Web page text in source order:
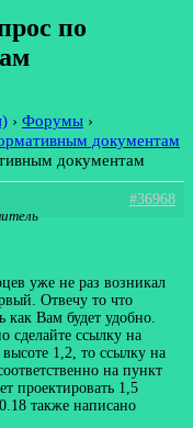
по
› Форумы ›
документам
документам
#36968
уже не раз возникал
Отвечу то что
Вам будет удобно.
сделайте ссылку на
1,2, то ссылку на
на пункт
проектировать 1,5
также написано